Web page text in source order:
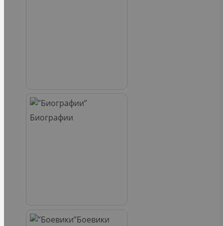
Биографии
Боевики